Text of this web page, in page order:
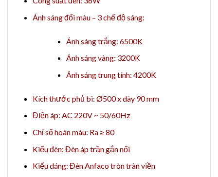
Ánh sáng đổi màu – 3 chế độ sáng:
Ánh sáng trắng: 6500K
Ánh sáng vàng: 3200K
Ánh sáng trung tính: 4200K
Kích thước phủ bì: Ø500 x dày 90 mm
Điện áp: AC 220V ~ 50/60Hz
Chỉ số hoàn màu: Ra ≥ 80
Kiểu đèn: Đèn áp trần gắn nổi
Kiểu dáng: Đèn Anfaco tròn tràn viền